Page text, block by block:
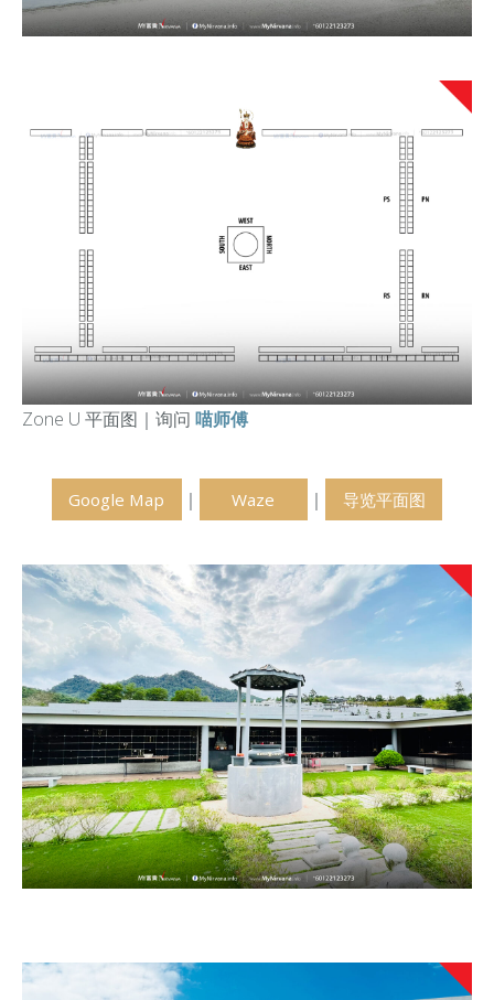
Zone U 平面图 ｜ 询问 喵师傅
Google Map ｜ Waze ｜ 导览平面图